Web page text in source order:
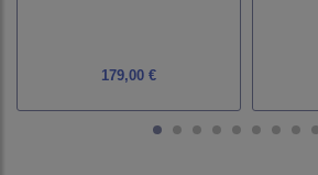
179,00 €